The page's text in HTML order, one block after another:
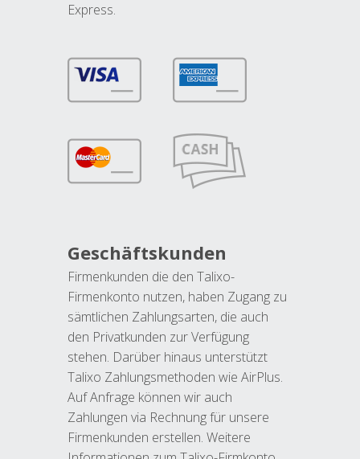
Express.
Geschäftskunden
Firmenkunden die den Talixo-
Firmenkonto nutzen, haben Zugang zu
sämtlichen Zahlungsarten, die auch
den Privatkunden zur Verfügung
stehen. Darüber hinaus unterstützt
Talixo Zahlungsmethoden wie AirPlus.
Auf Anfrage können wir auch
Zahlungen via Rechnung für unsere
Firmenkunden erstellen. Weitere